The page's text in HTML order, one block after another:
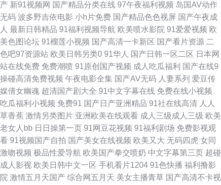
欧美视频1区 福利姬99 九一福利 91九色女神蝌蚪在线 高清av无码福利 Av色
看 超碰欧美成人91 亚洲BBw内射 AV天堂五月天你懂的 大香蕉97伊人 五月
99视频 人妻在线官网 91性生活小视频 国产精品熟女一区 日韩东京热99 91
产 新91视频网 国产精品分类在线 97午夜福利视频 岛国AV动作
无码 波多野吉依电影 小h片免费 国产精品色色视屏 国产午夜成
人 最新日韩精品 91福利视频导航 欧美喷水影院 91爱爱视频 欧
美色图论坛 91榴莲小视频 国产高清一卡新区 国产看片资源 二
色吧97资源站 欧美日韩另类0 91华人 国产日韩一区二区 日本网
站在线免费 免费潮喷 91原创国产视频 成人吃瓜福利 国产在线9
操碰高清免费视频 午夜电影全集 国产AV无码 人妻系列 爱豆传
媒倩女幽魂 超清国产剧大全 91中文字幕在线 免费在线小视频
吃瓜福利小视频 免费91 国产日产亚洲精品 91社在线高清 人人
草香蕉 激情另类图片 亚洲欧美在线观看 成人三级成人三级 欧美
老女人bb 日日操第一页 91网豆花视频 91福利剧场 免费影视观
看 91视频国产自拍 国产美女在线视频 欧美又大 无码四虎 女同
激吻视频 极品性爱导航 欧美国产拳交喷奶 中文字幕第三页 超碰
成人影视 欧美日韩中文一区 手机看片1204 91色快播 福利撸影
院 激情五月天国产 综合网五月天 美女主播青草 国产高清不卡视